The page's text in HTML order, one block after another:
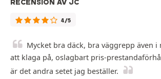
RECENSION AV JC
4/5
Mycket bra däck, bra väggrepp även
att klaga på, oslagbart pris-
är det andra setet jag beställer.